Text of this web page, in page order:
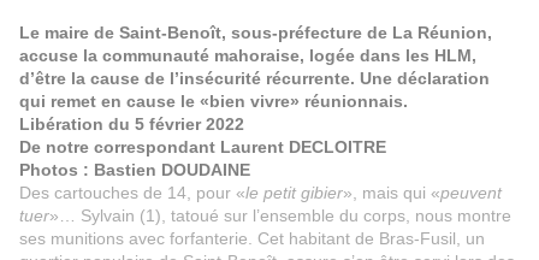
Le maire de Saint-Benoît, sous-préfecture de La Réunion,
accuse la communauté mahoraise, logée dans les HLM,
d’être la cause de l’insécurité récurrente. Une déclaration
qui remet en cause le «bien vivre» réunionnais.
Libération du 5 février 2022
De notre correspondant Laurent DECLOITRE
Photos : Bastien DOUDAINE
Des cartouches de 14, pour «le petit gibier», mais qui «peuvent
tuer»… Sylvain (1), tatoué sur l’ensemble du corps, nous montre
ses munitions avec forfanterie. Cet habitant de Bras-Fusil, un